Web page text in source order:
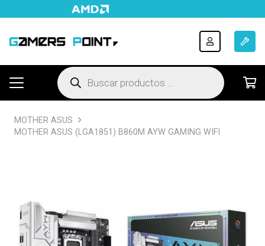
Búsqueda
de
productos
MOTHER ASUS
MOTHER ASUS (LGA1851) B860M AYW GAMING WIFI